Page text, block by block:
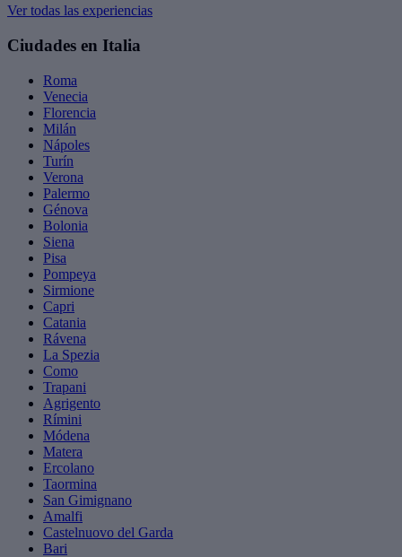
Ver todas las experiencias
Ciudades en Italia
Roma
Venecia
Florencia
Milán
Nápoles
Turín
Verona
Palermo
Génova
Bolonia
Siena
Pisa
Pompeya
Sirmione
Capri
Catania
Rávena
La Spezia
Como
Trapani
Agrigento
Rímini
Módena
Matera
Ercolano
Taormina
San Gimignano
Amalfi
Castelnuovo del Garda
Bari